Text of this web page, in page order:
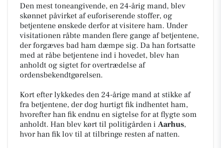
Den mest toneangivende, en 24-årig mand, blev
skønnet påvirket af euforiserende stoffer, og
betjentene ønskede derfor at visitere ham. Under
visitationen råbte manden flere gange af betjentene,
der forgæves bad ham dæmpe sig. Da han fortsatte
med at råbe betjentene ind i hovedet, blev han
anholdt og sigtet for overtrædelse af
ordensbekendtgørelsen.
Kort efter lykkedes den 24-årige mand at stikke af
fra betjentene, der dog hurtigt fik indhentet ham,
hvorefter han fik endnu en sigtelse for at flygte som
anholdt. Han blev kørt til politigården i Aarhus,
hvor han fik lov til at tilbringe resten af natten.